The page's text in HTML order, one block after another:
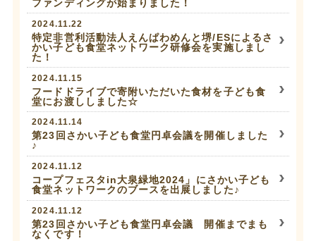
ファンディングが始まりました！
2024.11.22
特定非営利活動法人えんぱわめんと堺/ESによるさ
かい子ども食堂ネットワーク研修会を実施しまし
た！
2024.11.15
フードドライブで寄附いただいた食材を子ども食
堂にお渡ししました☆
2024.11.14
第23回さかい子ども食堂円卓会議を開催しました
♪
2024.11.12
コープフェスタin大泉緑地2024」にさかい子ども
食堂ネットワークのブースを出展しました♪
2024.11.12
第23回さかい子ども食堂円卓会議 開催までまも
なくです！